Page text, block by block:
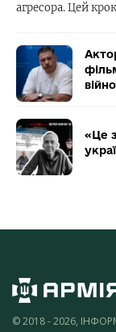
агресора. Цей
«Це
© 2018 - 2026,